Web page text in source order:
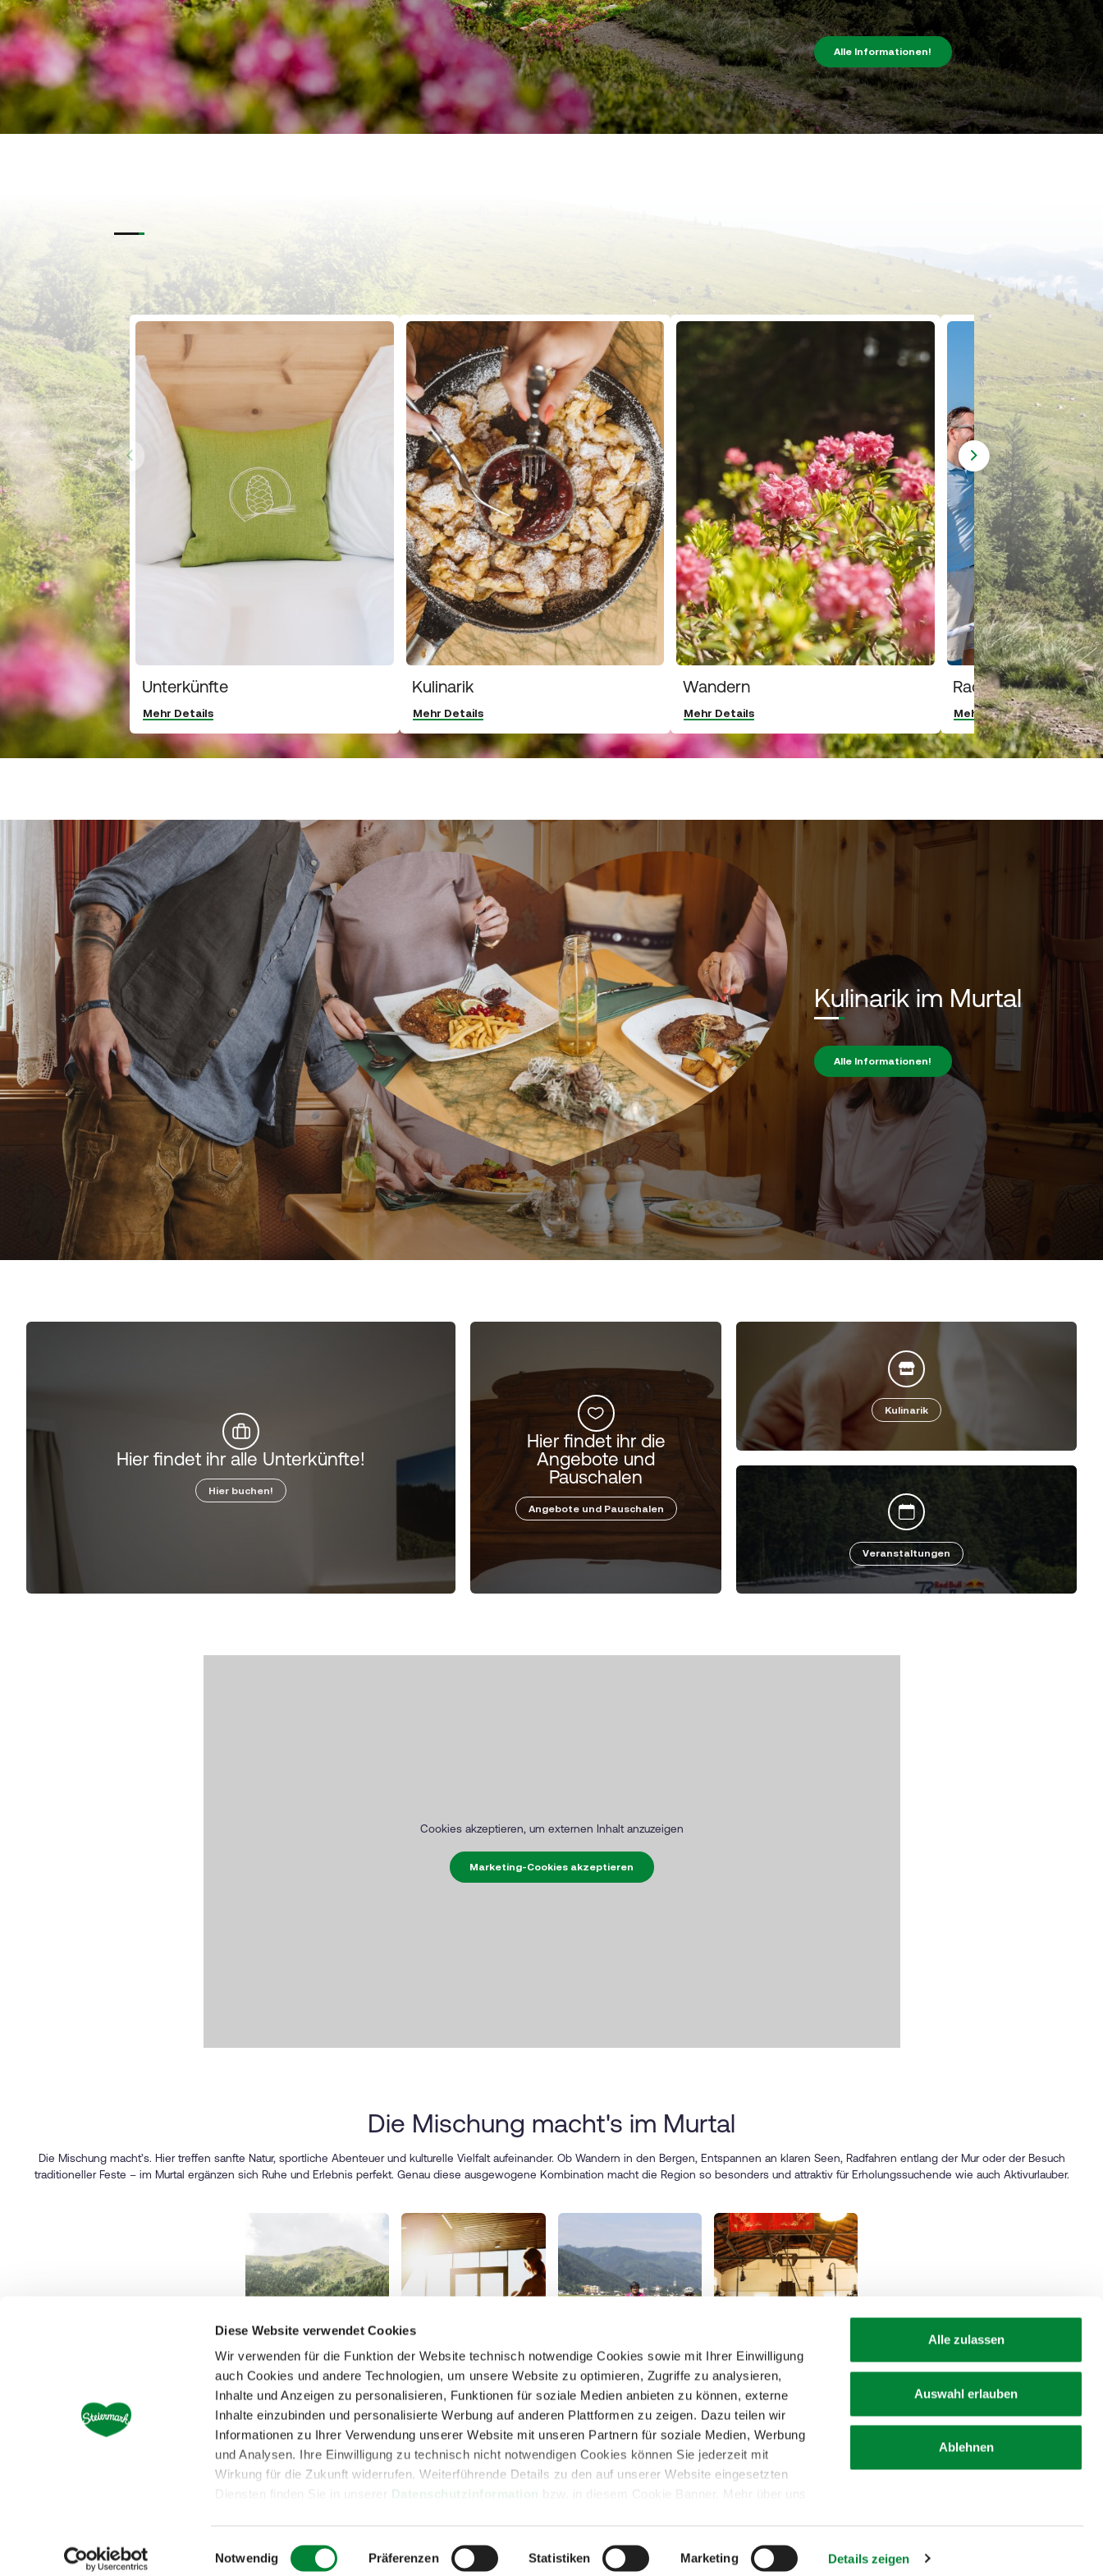
Diese Website verwendet Cookies
Wir verwenden für die Funktion der Website technisch notwendige Cookies sowie mit Ihrer Einwilligung
auch Cookies und andere Technologien, um unsere Website zu optimieren, Zugriffe zu analysieren,
Inhalte und Anzeigen zu personalisieren, Funktionen für soziale Medien anbieten zu können, externe
Inhalte einzubinden und personalisierte Werbung auf anderen Plattformen zu zeigen. Dazu teilen wir
Informationen zu Ihrer Verwendung unserer Website mit unseren Partnern für soziale Medien, Werbung
und Analysen. Ihre Einwilligung zu technisch nicht notwendigen Cookies können Sie jederzeit mit
Wirkung für die Zukunft widerrufen. Weiterführende Details zu den auf unserer Website eingesetzten
Datenschutzinformation
i
Notwendig Präferenzen Statistiken Marketing Details zeigen
Alle zulassen
Auswahl erlauben
Ablehnen
Alle Informationen!
Unterkünfte
Mehr Details
Kulinarik
Mehr Details
Wandern
Mehr Details
Rad Knotensystem
Mehr Details
Kulinarik im Murtal
Alle Informationen!
Hier findet ihr alle Unterkünfte!
Hier buchen!
Hier findet ihr die
Angebote und
Pauschalen
Angebote und Pauschalen
Kulinarik
Veranstaltungen
Cookies akzeptieren, um externen Inhalt anzuzeigen
Marketing-Cookies akzeptieren
Die Mischung macht's im Murtal
Die Mischung macht’s. Hier treffen sanfte Natur, sportliche Abenteuer und kulturelle Vielfalt aufeinander. Ob Wandern in den Bergen, Entspannen an klaren Seen, Radfahren entlang der Mur oder der Besuch
traditioneller Feste – im Murtal ergänzen sich Ruhe und Erlebnis perfekt. Genau diese ausgewogene Kombination macht die Region so besonders und attraktiv für Erholungssuchende wie auch Aktivurlauber.
Zirbenrauschen
Mehr Details
Motorentspannun
g
Mehr Details
Entdeckungsradl
n
Mehr Details
Kulturaction
Mehr Details